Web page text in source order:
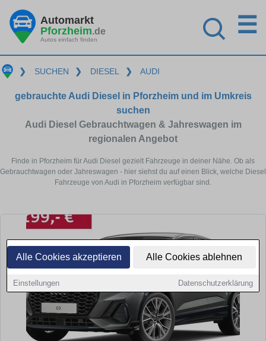
Alle Cookies akzeptieren Alle Cookies ablehnen
Einstellungen Datenschutzerklärung
Automarkt
Pforzheim.de
Autos einfach finden
☰
❯ SUCHEN ❯ DIESEL ❯ AUDI
gebrauchte Audi Diesel in Pforzheim und im Umkreis
suchen
Audi Diesel Gebrauchtwagen & Jahreswagen im
regionalen Angebot
Finde in Pforzheim für Audi Diesel gezielt Fahrzeuge in deiner Nähe. Ob als
Gebrauchtwagen oder Jahreswagen - hier siehst du auf einen Blick, welche Diesel
Fahrzeuge von Audi in Pforzheim verfügbar sind.